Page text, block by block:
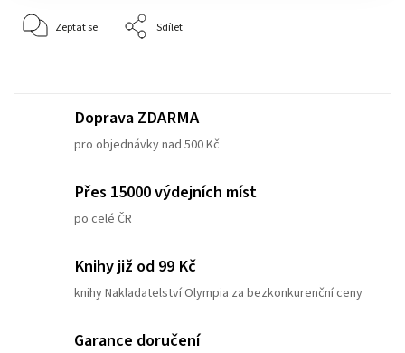
Zeptat se Sdílet
Doprava ZDARMA
pro objednávky nad 500 Kč
Přes 15000 výdejních míst
po celé ČR
Knihy již od 99 Kč
knihy Nakladatelství Olympia za bezkonkurenční ceny
Garance doručení